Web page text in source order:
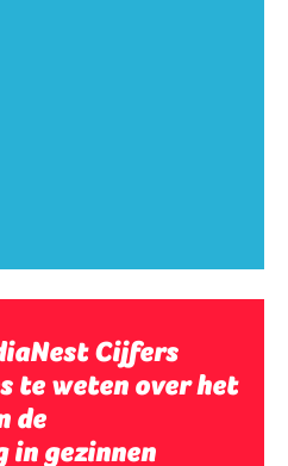
Cijfers
te weten over het
de
in gezinnen